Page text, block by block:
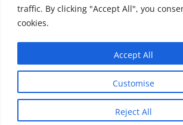
traffic. By clicking "Accept All", you
cookies.
Customise
Reject All
Accept All
Copyright © 2025 Biopianeta.it
Questo blog non è una testata
viene aggiornato senza alcuna
pertanto considerarsi un prodotto
della legge n. 62 del 07.03.2001|
themes.